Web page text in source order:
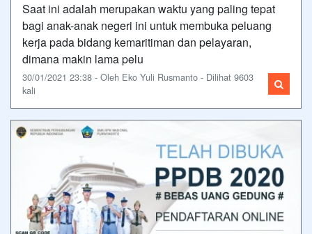
Saat ini adalah merupakan waktu yang paling tepat
bagi anak-anak negeri ini untuk membuka peluang
kerja pada bidang kemaritiman dan pelayaran,
dimana makin lama pelu
30/01/2021 23:38 - Oleh Eko Yuli Rusmanto - Dilihat 9603
kali